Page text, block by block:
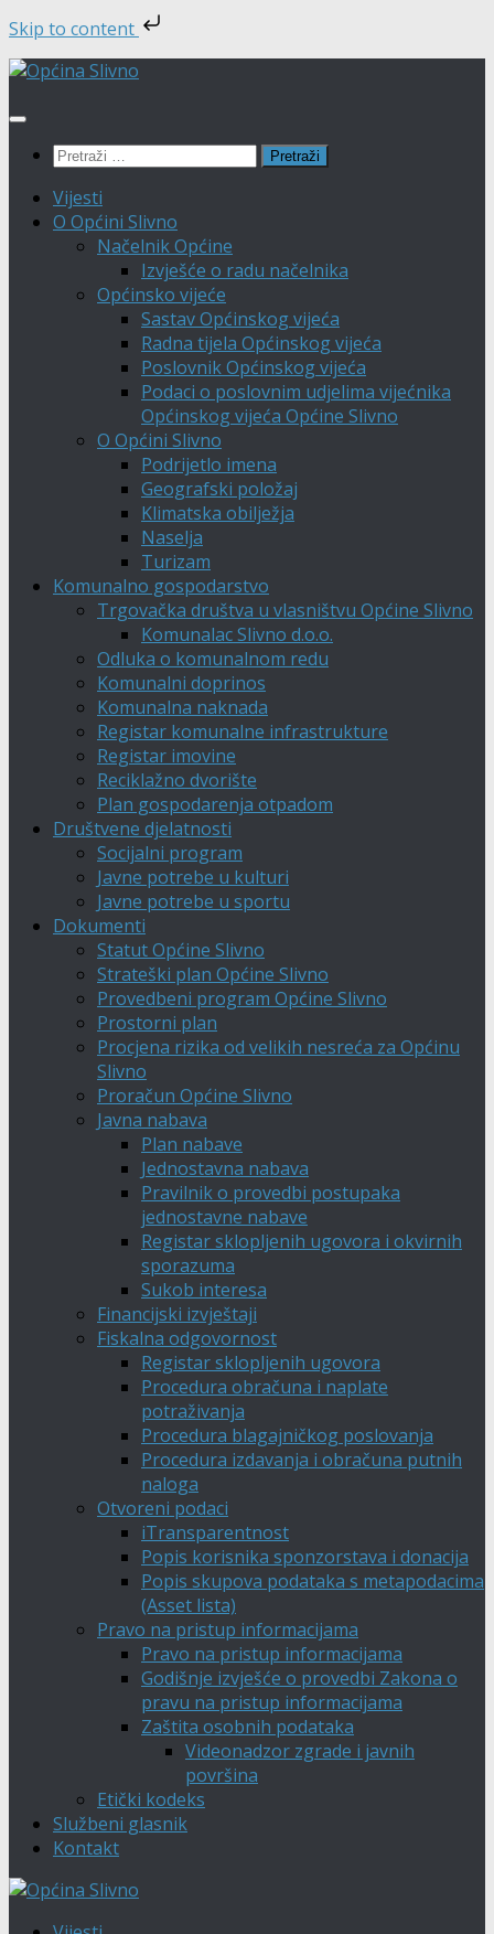
Skip to content
Skip
content
Pretraži:
Vijesti
O Općini Slivno
Načelnik Općine
Izvješće o radu načelnika
Općinsko vijeće
Sastav Općinskog vijeća
Radna tijela Općinskog vijeća
Poslovnik Općinskog vijeća
Podaci o poslovnim udjelima vijećnika
Općinskog vijeća Općine Slivno
O Općini Slivno
Podrijetlo imena
Geografski položaj
Klimatska obilježja
Naselja
Turizam
Komunalno gospodarstvo
Trgovačka društva u vlasništvu Općine Slivno
Komunalac Slivno d.o.o.
Odluka o komunalnom redu
Komunalni doprinos
Komunalna naknada
Registar komunalne infrastrukture
Registar imovine
Reciklažno dvorište
Plan gospodarenja otpadom
Društvene djelatnosti
Socijalni program
Javne potrebe u kulturi
Javne potrebe u sportu
Dokumenti
Statut Općine Slivno
Strateški plan Općine Slivno
Provedbeni program Općine Slivno
Prostorni plan
Procjena rizika od velikih nesreća za Općinu
Slivno
Proračun Općine Slivno
Javna nabava
Plan nabave
Jednostavna nabava
Pravilnik o provedbi postupaka
jednostavne nabave
Registar sklopljenih ugovora i okvirnih
sporazuma
Sukob interesa
Financijski izvještaji
Fiskalna odgovornost
Registar sklopljenih ugovora
Procedura obračuna i naplate
potraživanja
Procedura blagajničkog poslovanja
Procedura izdavanja i obračuna putnih
naloga
Otvoreni podaci
iTransparentnost
Popis korisnika sponzorstava i donacija
Popis skupova podataka s metapodacima
(Asset lista)
Pravo na pristup informacijama
Pravo na pristup informacijama
Godišnje izvješće o provedbi Zakona o
pravu na pristup informacijama
Zaštita osobnih podataka
Videonadzor zgrade i javnih
površina
Etički kodeks
Službeni glasnik
Kontakt